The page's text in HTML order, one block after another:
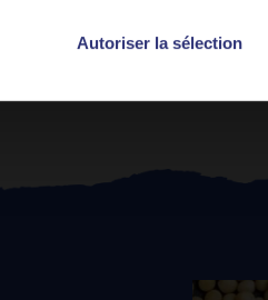
Autoriser la sélection
la moutarde de Dijon.